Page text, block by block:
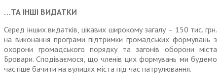
…ТА ІНШІ ВИДАТКИ
Серед інших видатків, цікавих широ­кому загалу – 150 тис. грн.
на виконання програми підтримки громадських формувань з
охорони громадського порядку та загонів оборони міста
Бровари. Сподіваємося, що членів цих формувань ми будемо
частіше бачити на вулицях міста під час патрулювання.